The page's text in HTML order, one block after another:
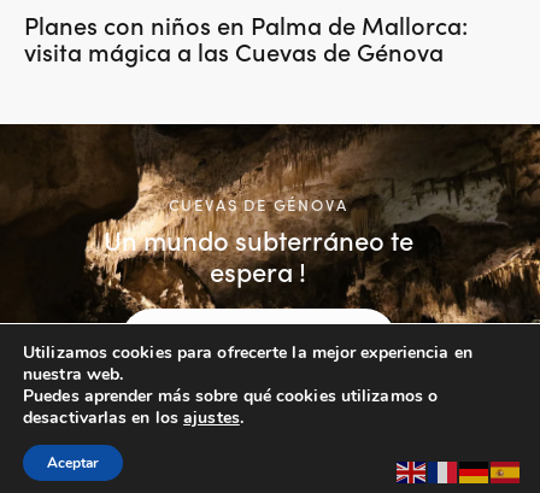
Planes con niños en Palma de Mallorca:
visita mágica a las Cuevas de Génova
CUEVAS DE GÉNOVA
Un mundo subterráneo te
espera !
Cuevas de Génova© 2026. All rights reserved.
Utilizamos cookies para ofrecerte la mejor experiencia en
nuestra web.
Puedes aprender más sobre qué cookies utilizamos o
desactivarlas en losajustes.
Aceptar